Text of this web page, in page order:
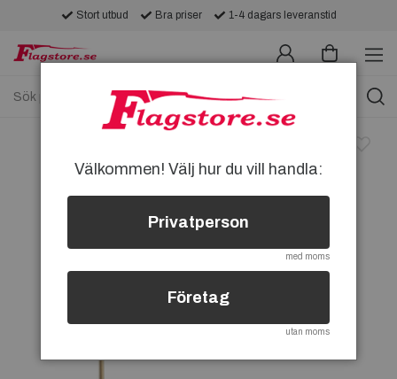
Stort utbud Bra priser 1-4 dagars leveranstid
Välkommen! Välj hur du vill handla:
Privatperson
med moms
Företag
utan moms